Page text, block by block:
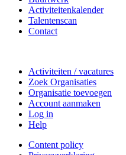
Activiteitenkalender
Talentenscan
Contact
Activiteiten / vacatures
Zoek Organisaties
Organisatie toevoegen
Account aanmaken
Log in
Help
Content policy